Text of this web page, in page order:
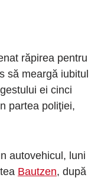
răpirea pentru
să meargă iubitul
ei cinci
partea poliţiei,
autovehicul, luni
Bautzen, după